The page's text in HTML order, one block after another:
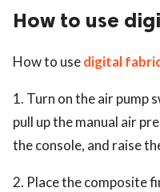
How to use
How to usedigital
1. Turn on the air pump
pull up the manual air
the console, and raise
2. Place the composite